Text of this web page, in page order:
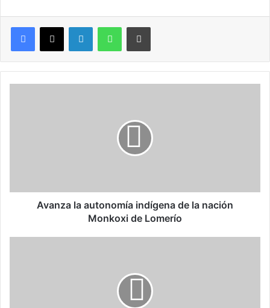
LinkedInWhatsAppImprimir
de
LomeríoAvanza la autonomía indígena de la nación
Monkoxi de Lomerío